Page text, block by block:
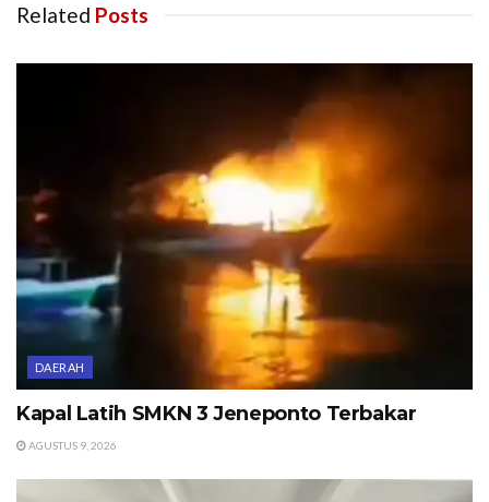
Related Posts
DAERAH
Kapal Latih SMKN 3 Jeneponto Terbakar
AGUSTUS 9, 2026